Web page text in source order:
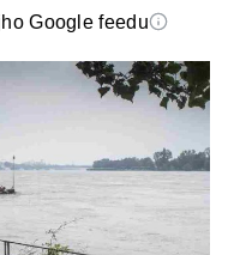
Google feedu